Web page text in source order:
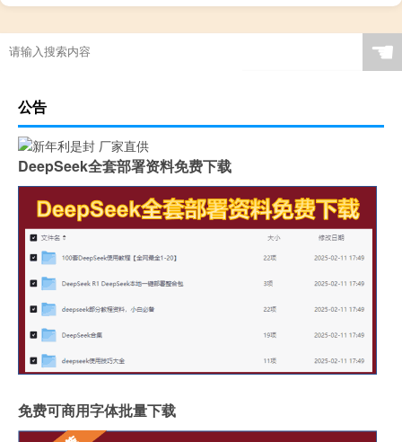
☚
公告
DeepSeek全套部署资料免费下载
免费可商用字体批量下载